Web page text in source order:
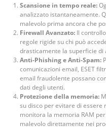
Scansione in tempo reale:
analizzato istantaneamente.
malevolo prima ancora che
Firewall Avanzato: Il
regole rigide su chi può
drasticamente la superficie di
Anti-Phishing e Anti-Spam:
comunicazioni email, ESET
email fraudolente possano
dati degli utenti.
Protezione della memoria:
su disco per evitare di essere
monitora la memoria RAM
malevolo direttamente nei